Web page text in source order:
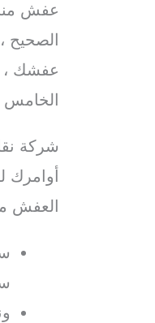
عفش
الصحيح
عفشك ،
شركة
أوامرك
العفش